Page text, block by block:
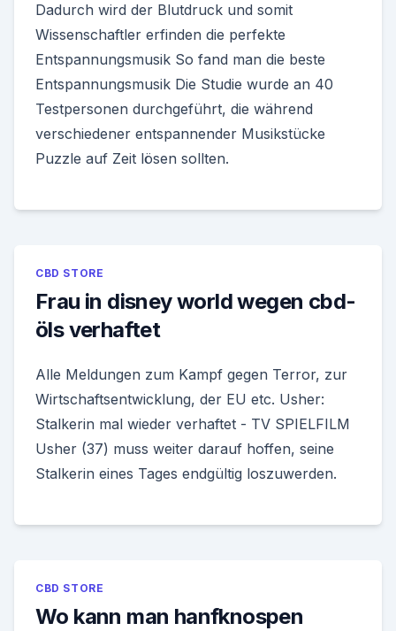
Dadurch wird der Blutdruck und somit
Wissenschaftler erfinden die perfekte
Entspannungsmusik So fand man die beste
Entspannungsmusik Die Studie wurde an 40
Testpersonen durchgeführt, die während
verschiedener entspannender Musikstücke
Puzzle auf Zeit lösen sollten.
CBD STORE
Frau in disney world wegen cbd-
öls verhaftet
Alle Meldungen zum Kampf gegen Terror, zur
Wirtschaftsentwicklung, der EU etc. Usher:
Stalkerin mal wieder verhaftet - TV SPIELFILM
Usher (37) muss weiter darauf hoffen, seine
Stalkerin eines Tages endgültig loszuwerden.
CBD STORE
Wo kann man hanfknospen